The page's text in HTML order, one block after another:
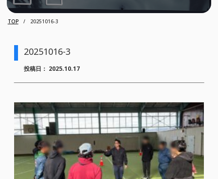
TOP 20251016-3
20251016-3
投稿日： 2025.10.17